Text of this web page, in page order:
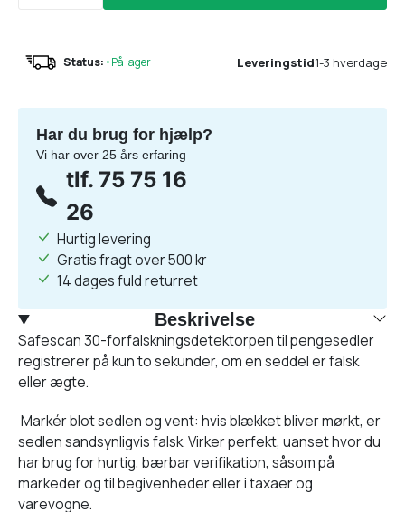
Status: •På lager Leveringstid1-3 hverdage
Har du brug for hjælp?
Vi har over 25 års erfaring
tlf. 75 75 16
26
Hurtig levering
Gratis fragt over 500 kr
14 dages fuld returret
Beskrivelse
Safescan 30-forfalskningsdetektorpen til pengesedler
registrerer på kun to sekunder, om en seddel er falsk
eller ægte.
Markér blot sedlen og vent: hvis blækket bliver mørkt, er
sedlen sandsynligvis falsk. Virker perfekt, uanset hvor du
har brug for hurtig, bærbar verifikation, såsom på
markeder og til begivenheder eller i taxaer og
varevogne.